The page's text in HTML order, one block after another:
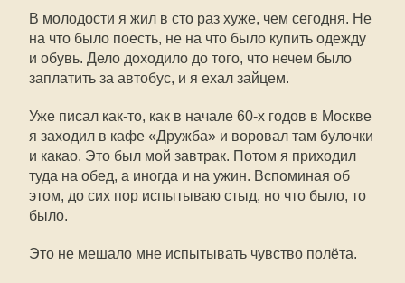
В молодости я жил в сто раз хуже, чем сегодня. Не
на что было поесть, не на что было купить одежду
и обувь. Дело доходило до того, что нечем было
заплатить за автобус, и я ехал зайцем.
Уже писал как-то, как в начале 60-х годов в Москве
я заходил в кафе «Дружба» и воровал там булочки
и какао. Это был мой завтрак. Потом я приходил
туда на обед, а иногда и на ужин. Вспоминая об
этом, до сих пор испытываю стыд, но что было, то
было.
Это не мешало мне испытывать чувство полёта.